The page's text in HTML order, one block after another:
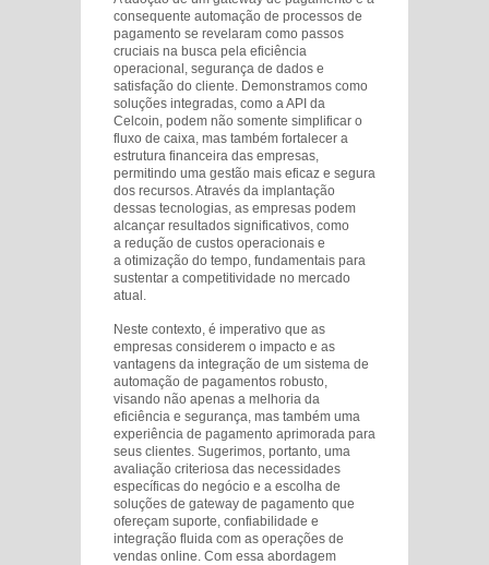
consequente automação de processos de
pagamento se revelaram como passos
cruciais na busca pela eficiência
operacional, segurança de dados e
satisfação do cliente. Demonstramos como
soluções integradas, como a API da
Celcoin, podem não somente simplificar o
fluxo de caixa, mas também fortalecer a
estrutura financeira das empresas,
permitindo uma gestão mais eficaz e segura
dos recursos. Através da implantação
dessas tecnologias, as empresas podem
alcançar resultados significativos, como
a redução de custos operacionais e
a otimização do tempo, fundamentais para
sustentar a competitividade no mercado
atual.
Neste contexto, é imperativo que as
empresas considerem o impacto e as
vantagens da integração de um sistema de
automação de pagamentos robusto,
visando não apenas a melhoria da
eficiência e segurança, mas também uma
experiência de pagamento aprimorada para
seus clientes. Sugerimos, portanto, uma
avaliação criteriosa das necessidades
específicas do negócio e a escolha de
soluções de gateway de pagamento que
ofereçam suporte, confiabilidade e
integração fluida com as operações de
vendas online. Com essa abordagem